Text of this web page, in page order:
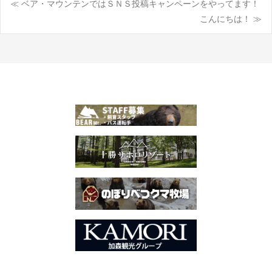
投
≪ ベア・マウンテンではＳＮＳ投稿キャンペーンをやってます！
こんにちは！ ≫